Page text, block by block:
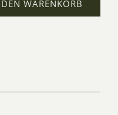
WARENKORB